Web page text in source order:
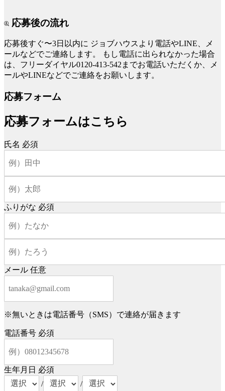
応募後の流れ
応募後すぐ〜3日以内に ジョブハウスより電話やLINE、メ
ールなどでご連絡します。
もし電話に出られなかった場合
は、フリーダイヤル0120-413-542までお電話いただくか、メ
ールやLINEなどでご連絡をお願いします。
応募フォーム
応募フォームはこちら
氏名 必須
ふりがな 必須
メール 任意
※無いときは電話番号（SMS）で連絡が届きます
電話番号 必須
生年月日 必須
/
/